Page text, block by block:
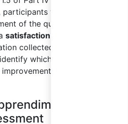
will be asked to
of the quality of the
satisfaction questionnaire
collected will be
which processes are
on which to
/